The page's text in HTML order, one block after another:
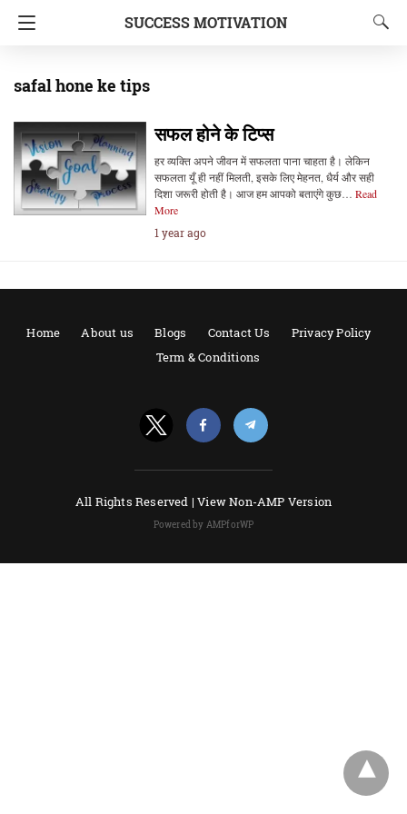
SUCCESS MOTIVATION
safal hone ke tips
सफल होने के टिप्स
हर व्यक्ति अपने जीवन में सफलता पाना चाहता है। लेकिन
सफलता यूँ ही नहीं मिलती, इसके लिए मेहनत, धैर्य और सही
दिशा जरूरी होती है। आज हम आपको बताएंगे कुछ… Read
More
1 year ago
Home About us Blogs Contact Us
Privacy Policy
Term & Conditions
All Rights Reserved |View Non-AMP Version
Powered by AMPforWP